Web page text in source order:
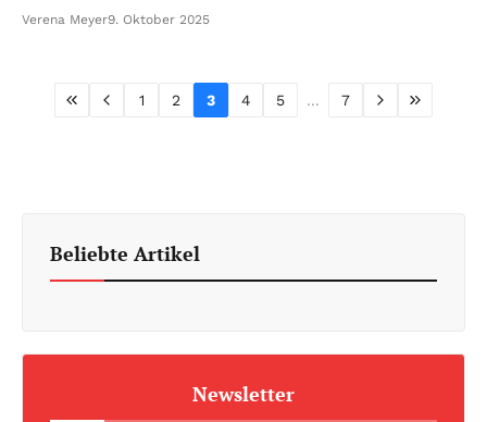
Verena Meyer9. Oktober 2025
1 2 3 4 5 ... 7
Beliebte Artikel
Newsletter